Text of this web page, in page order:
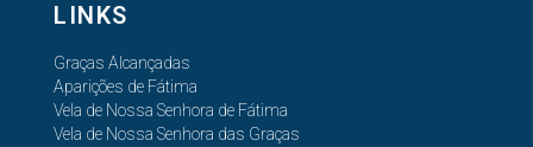
LINKS
Graças Alcançadas
Aparições de Fátima
Vela de Nossa Senhora de Fátima
Vela de Nossa Senhora das Graças